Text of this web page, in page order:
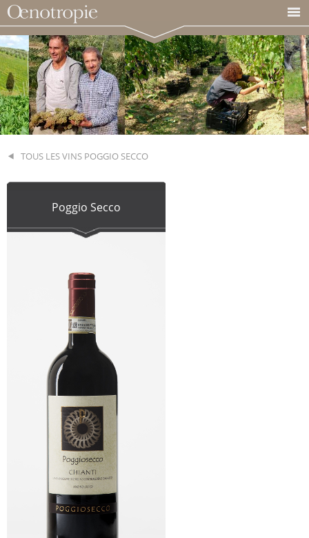
TOUS LES VINS POGGIO SECCO
Poggio Secco